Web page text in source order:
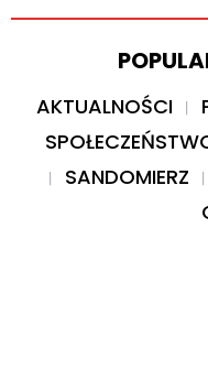
AKTUALNOŚCI
SANDOMIERZ